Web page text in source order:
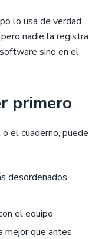
lo usa de verdad.
nadie la registra
sino en el
primero
el cuaderno, puede
desordenados
el equipo
mejor que antes